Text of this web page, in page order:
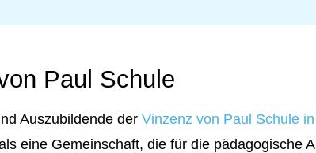
Paul Schule
Auszubildende der Vinzenz von Paul Schule
eine Gemeinschaft, die für die pädagogische